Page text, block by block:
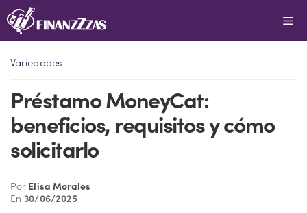
Saltar
al
Variedades
Préstamo MoneyCat:
beneficios, requisitos y cómo
solicitarlo
Por Elisa Morales
En30/06/2025